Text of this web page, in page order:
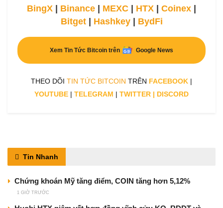
BingX | Binance | MEXC | HTX | Coinex |
Bitget| Hashkey| BydFi
Xem Tin Tức Bitcoin trên Google News
THEO DÕI TIN TỨC BITCOIN TRÊN FACEBOOK |
YOUTUBE | TELEGRAM | TWITTER | DISCORD
Tin Nhanh
Chứng khoán Mỹ tăng điểm, COIN tăng hơn 5,12%
1 GIỜ TRƯỚC